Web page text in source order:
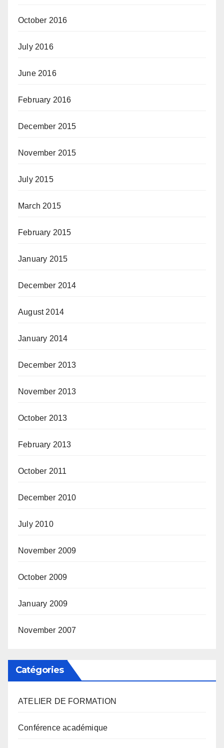
October 2016
July 2016
June 2016
February 2016
December 2015
November 2015
July 2015
March 2015
February 2015
January 2015
December 2014
August 2014
January 2014
December 2013
November 2013
October 2013
February 2013
October 2011
December 2010
July 2010
November 2009
October 2009
January 2009
November 2007
Catégories
ATELIER DE FORMATION
Conférence académique